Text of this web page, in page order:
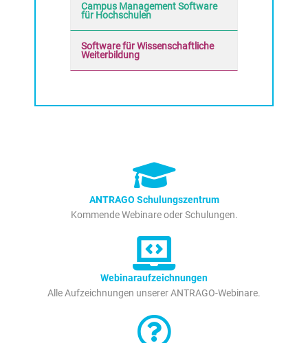
Campus Management Software
für Hochschulen
Software für Wissenschaftliche
Weiterbildung
ANTRAGO Schulungszentrum
Kommende Webinare oder Schulungen.
Webinaraufzeichnungen
Alle Aufzeichnungen unserer ANTRAGO-Webinare.